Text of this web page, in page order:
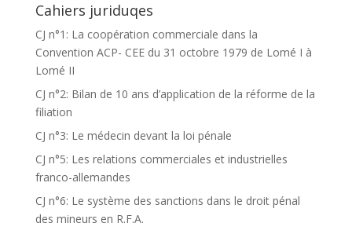
Cahiers juriduqes
CJ n°1: La coopération commerciale dans la
Convention ACP- CEE du 31 octobre 1979 de Lomé I à
Lomé II
CJ n°2: Bilan de 10 ans d’application de la réforme de la
filiation
CJ n°3: Le médecin devant la loi pénale
CJ n°5: Les relations commerciales et industrielles
franco-allemandes
CJ n°6: Le système des sanctions dans le droit pénal
des mineurs en R.F.A.